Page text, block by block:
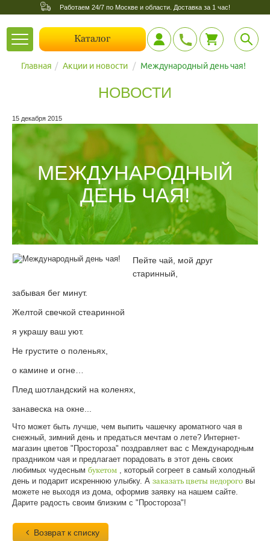
Работаем 24/7 по Москве и области. Доставка за 1 час!
Toggle
navigation
Каталог
Главная Акции и новости Международный день чая!
НОВОСТИ
15 декабря 2015
МЕЖДУНАРОДНЫЙ
ДЕНЬ ЧАЯ!
Пейте чай, мой друг
старинный,
забывая бег минут.
Желтой свечкой стеаринной
я украшу ваш уют.
Не грустите о поленьях,
о камине и огне…
Плед шотландский на коленях,
занавеска на окне...
Что может быть лучше, чем выпить чашечку ароматного чая в
снежный, зимний день и предаться мечтам о лете? Интернет-
магазин цветов "Простороза" поздравляет вас с Международным
праздником чая и предлагает порадовать в этот день своих
любимых чудесным букетом , который согреет в самый холодный
день и подарит искреннюю улыбку. А заказать цветы недорого вы
можете не выходя из дома, оформив заявку на нашем сайте.
Дарите радость своим близким с "Простороза"!
Возврат к списку